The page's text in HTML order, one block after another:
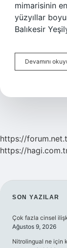
mimarisinin
yüzyıllar
Balıkesir
Devamını
https://
https://
SON YAZILAR
Çok fazla cinsel
Ağustos 9, 2026
Nitrolingual ne için